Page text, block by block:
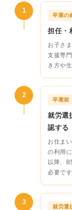
1
卒業の
担任・
お子さ
支援専
き方や
2
卒業前
就労選
認する
お住ま
の利用
以降、B
必要です
3
就労選